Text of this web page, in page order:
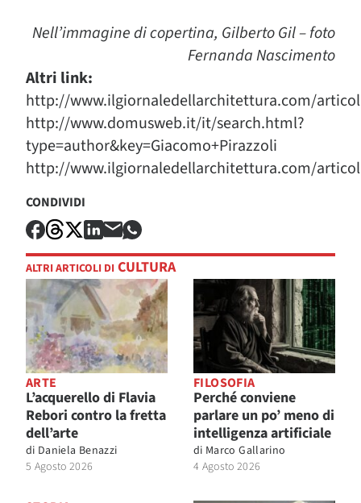
Nell’immagine di copertina, Gilberto Gil – foto
Fernanda Nascimento
Altri link:
http://www.ilgiornaledellarchitettura.com/
http://www.domusweb.it/it/search.html?
type=author&key=Giacomo+Pirazzoli
http://www.ilgiornaledellarchitettura.com/
CONDIVIDI
ALTRI ARTICOLI DI CULTURA
ARTE
L’acquerello di Flavia
Rebori contro la fretta
dell’arte
di Daniela Benazzi
5 Agosto 2026
FILOSOFIA
Perché conviene
parlare un po’ meno di
intelligenza artificiale
di Marco Gallarino
4 Agosto 2026